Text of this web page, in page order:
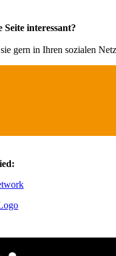
Seite interessant?
gern in Ihren sozialen